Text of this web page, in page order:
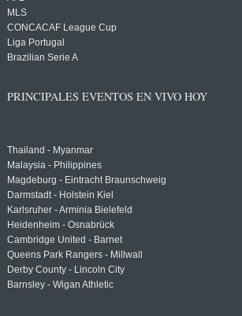
MLS
CONCACAF League Cup
Liga Portugal
Brazilian Serie A
PRINCIPALES EVENTOS EN VIVO HOY
Thailand - Myanmar
Malaysia - Philippines
Magdeburg - Eintracht Braunschweig
Darmstadt - Holstein Kiel
Karlsruher - Arminia Bielefeld
Heidenheim - Osnabrück
Cambridge United - Barnet
Queens Park Rangers - Millwall
Derby County - Lincoln City
Barnsley - Wigan Athletic